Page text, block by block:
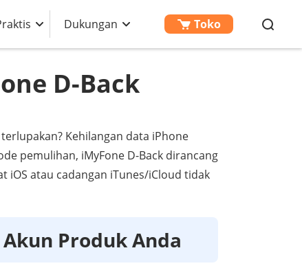
Dukungan Toko
D-Back
Kehilangan data iPhone
pemulihan, iMyFone D-Back dirancang
iOS atau cadangan iTunes/iCloud tidak
Produk Anda